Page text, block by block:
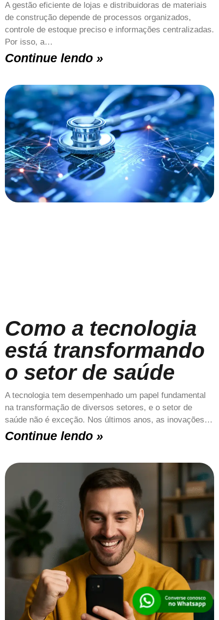
A gestão eficiente de lojas e distribuidoras de materiais
de construção depende de processos organizados,
controle de estoque preciso e informações centralizadas.
Por isso, a…
Continue lendo »
Como a tecnologia
está transformando
o setor de saúde
A tecnologia tem desempenhado um papel fundamental
na transformação de diversos setores, e o setor de
saúde não é exceção. Nos últimos anos, as inovações…
Continue lendo »